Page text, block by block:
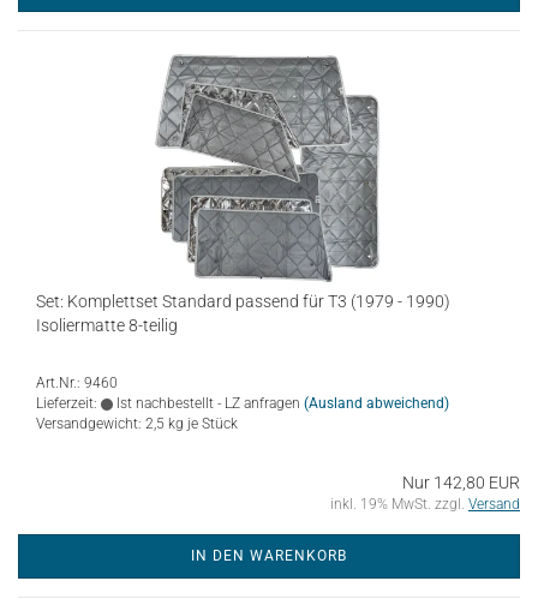
Set: Komplettset Standard passend für T3 (1979 - 1990)
Isoliermatte 8-teilig
Art.Nr.: 9460
Lieferzeit:
Ist nachbestellt - LZ anfragen (Ausland abweichend)
Versandgewicht: 2,5 kg je Stück
Nur 142,80 EUR
inkl. 19% MwSt. zzgl. Versand
IN DEN WARENKORB